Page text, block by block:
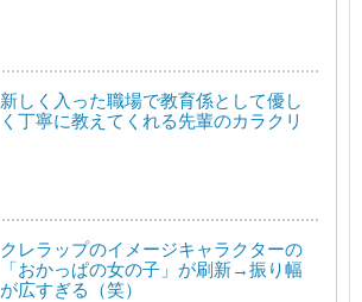
新しく入った職場で教育係として優し
く丁寧に教えてくれる先輩のカラクリ
クレラップのイメージキャラクターの
「おかっぱの女の子」が刷新→振り幅
が広すぎる（笑）